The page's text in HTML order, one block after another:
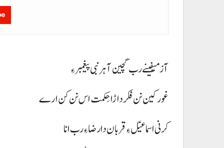
آز میفینے رب گچین آ ہر نبی پیغمبر ءِ
غور کین نن فکر داڑا حِکمت اس نن کن ارے
کر نی اسماعیؑل ءِ قربان دا رضا ءِ رب انا